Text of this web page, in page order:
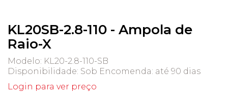
KL20SB-2.8-110 - Ampola de
Raio-X
Modelo: KL20-2.8-110-SB
Disponibilidade: Sob Encomenda: até 90 dias
Login para ver preço